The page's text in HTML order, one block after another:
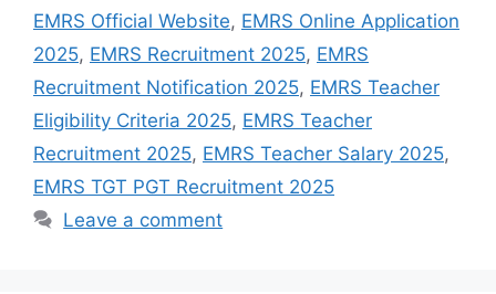
EMRS Official Website, EMRS Online Application
2025, EMRS Recruitment 2025, EMRS
Recruitment Notification 2025, EMRS Teacher
Eligibility Criteria 2025, EMRS Teacher
Recruitment 2025, EMRS Teacher Salary 2025,
EMRS TGT PGT Recruitment 2025
Leave a comment